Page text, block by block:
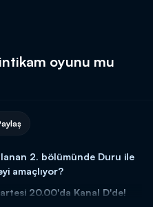
oyunu mu
2. bölümünde Duru ile
amaçlıyor?
20.00'da Kanal D'de!